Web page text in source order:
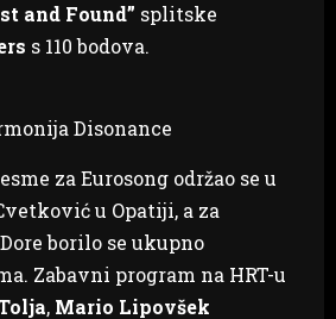
and Found” splitske
s 110 bodova.
Disonance
za Eurosong održao se u
u Opatiji, a za
borilo se ukupno
Zabavni program na HRT-u
, Mario Lipovšek